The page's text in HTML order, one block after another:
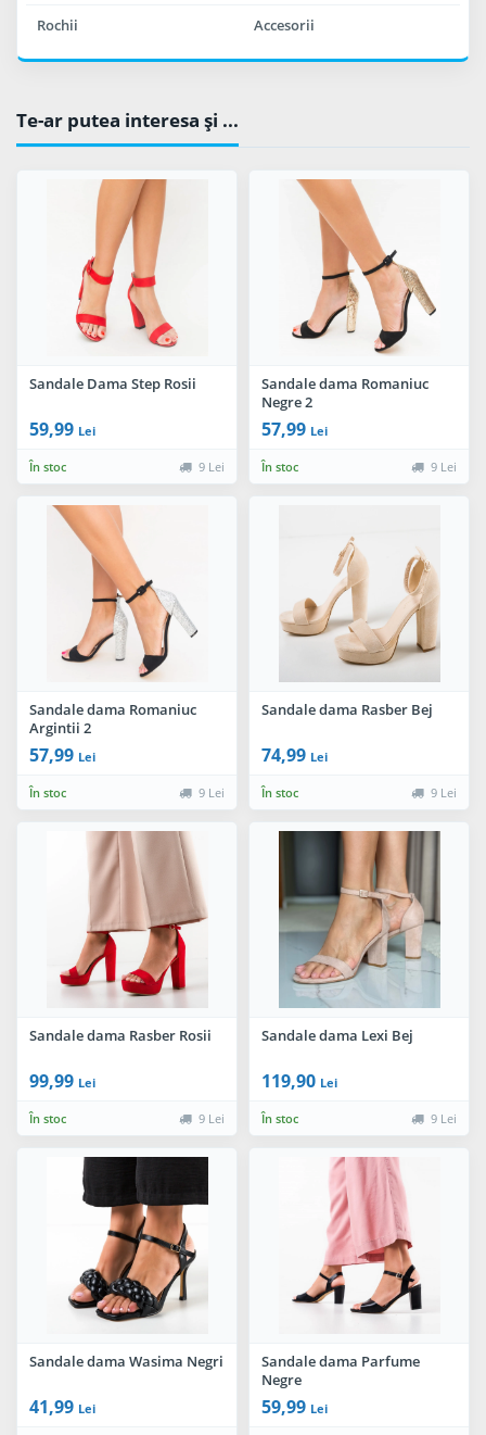
Rochii Accesorii
Te-ar putea interesa şi ...
Sandale Dama Step Rosii
59,99 Lei
În stoc 9 Lei
Sandale dama Romaniuc
Negre 2
57,99 Lei
În stoc 9 Lei
Sandale dama Romaniuc
Argintii 2
57,99 Lei
În stoc 9 Lei
Sandale dama Rasber Bej
74,99 Lei
În stoc 9 Lei
Sandale dama Rasber Rosii
99,99 Lei
În stoc 9 Lei
Sandale dama Lexi Bej
119,90 Lei
În stoc 9 Lei
Sandale dama Wasima Negri
41,99 Lei
Sandale dama Parfume
Negre
59,99 Lei